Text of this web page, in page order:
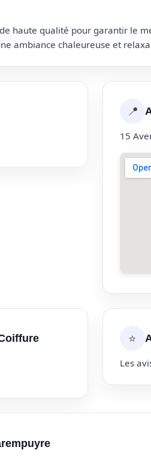
haute qualité pour garantir le
ambiance chaleureuse et
📍
15
⭐
Les